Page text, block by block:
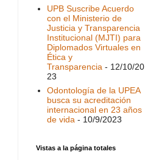
UPB Suscribe Acuerdo
con el Ministerio de
Justicia y Transparencia
Institucional (MJTI) para
Diplomados Virtuales en
Ética y
Transparencia - 12/10/20
23
Odontología de la UPEA
busca su acreditación
internacional en 23 años
de vida - 10/9/2023
Vistas a la página totales